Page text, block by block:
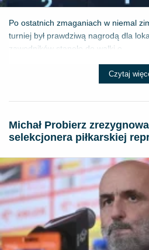
Po ostatnich zmaganiach w niemal
turniej był prawdziwą nagrodą dla
zawodników stanęło do walki o ...
Czytaj
Michał Probierz
selekcjonera piłkarskiej